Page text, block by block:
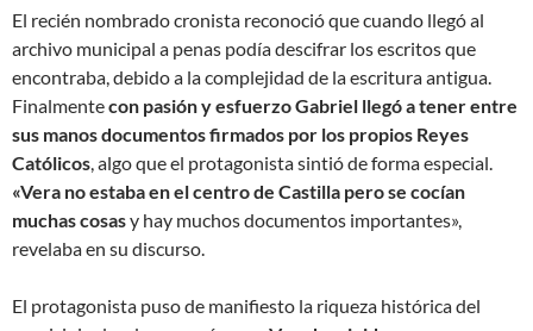
El recién nombrado cronista reconoció que cuando llegó al
archivo municipal a penas podía descifrar los escritos que
encontraba, debido a la complejidad de la escritura antigua.
Finalmentecon pasión y esfuerzo Gabriel llegó a tener entre
sus manos documentos firmados por los propios Reyes
Católicos , algo que el protagonista sintió de forma especial.
«Vera no estaba en el centro de Castilla pero se cocían
muchas cosasy hay muchos documentos importantes»,
revelaba en su discurso.
El protagonista puso de manifiesto la riqueza histórica del